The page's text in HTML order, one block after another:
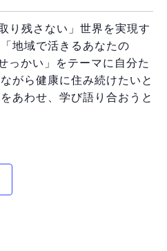
り残さない」世界を実現す
地域で活きるあなたの
っかい」をテーマに自分た
がら健康に住み続けたいと
あわせ、学び語り合おうと